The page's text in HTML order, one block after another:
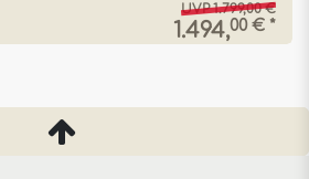
UVP 1.799,00 €
1.494,00 € *